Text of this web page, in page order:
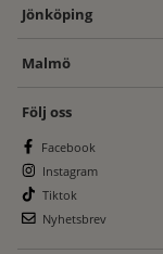
Jönköping
Malmö
Följ oss
Facebook
Instagram
Tiktok
Nyhetsbrev